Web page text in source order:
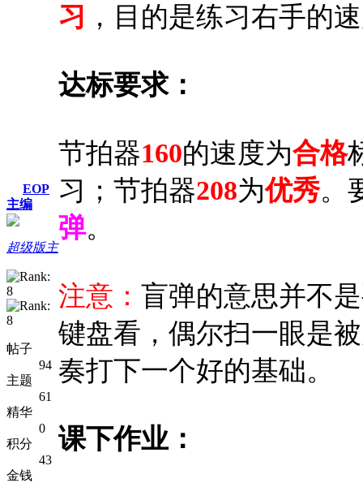
EOP
主编
超级版主
帖子
94
主题
61
精华
0
积分
43
金钱
习 ，目的是练习右手的
达标要求：
节拍器160的速度为合格
习；节拍器208为优秀。
弹。
注意： 盲弹的意思并不
键盘看，偶尔扫一眼是
奏打下一个好的基础。
课下作业：